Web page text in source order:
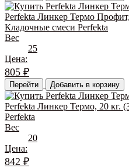
Perfekta Линкер Термо
Кладочные смеси Perfekta
Вес
25
Цена:
805 ₽
Перейти Добавить в корзину
Perfekta Линкер Термо, 20 кг.
Perfekta
Вес
20
Цена:
842 ₽